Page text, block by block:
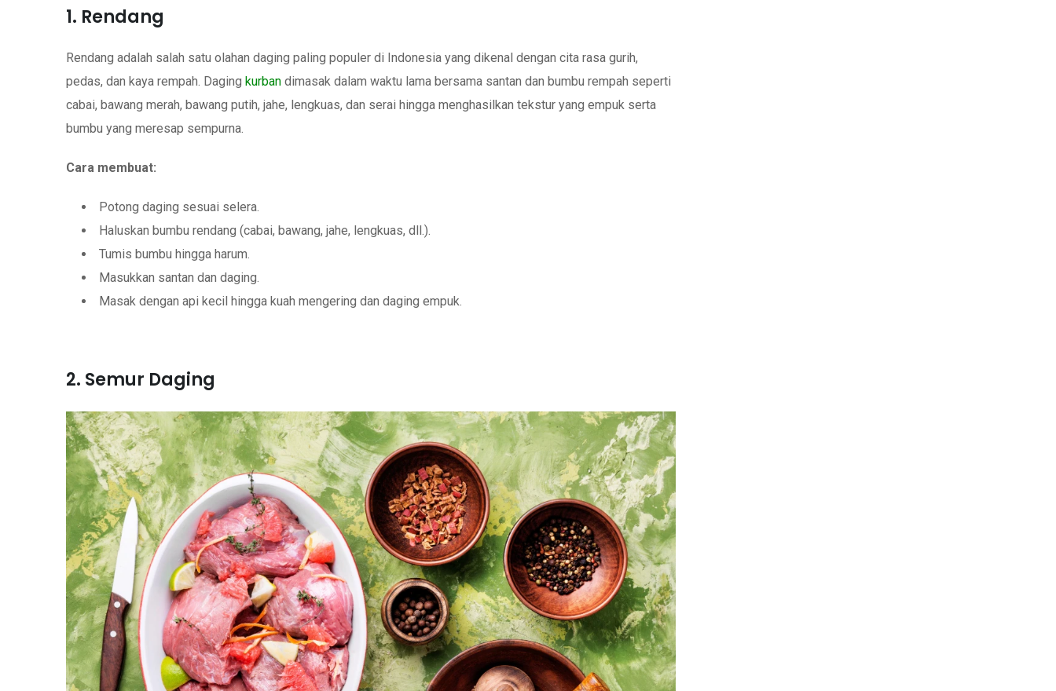
1. Rendang
Rendang adalah salah satu olahan daging paling populer di Indonesia yang dikenal dengan cita rasa gurih,
pedas, dan kaya rempah. Daging kurban dimasak dalam waktu lama bersama santan dan bumbu rempah seperti
cabai, bawang merah, bawang putih, jahe, lengkuas, dan serai hingga menghasilkan tekstur yang empuk serta
bumbu yang meresap sempurna.
Cara membuat:
Potong daging sesuai selera.
Haluskan bumbu rendang (cabai, bawang, jahe, lengkuas, dll.).
Tumis bumbu hingga harum.
Masukkan santan dan daging.
Masak dengan api kecil hingga kuah mengering dan daging empuk.
2. Semur Daging